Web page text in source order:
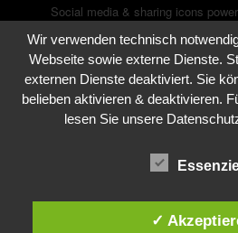
Social media & sharing icons
Wir verwenden technisch
Webseite sowie externe Dienste.
externen Dienste deaktiviert. Sie
belieben aktivieren & deaktivieren.
lesen Sie unsere
✓